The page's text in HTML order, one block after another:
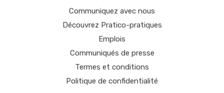
Communiquez avec nous
Découvrez Pratico-pratiques
Emplois
Communiqués de presse
Termes et conditions
Politique de confidentialité